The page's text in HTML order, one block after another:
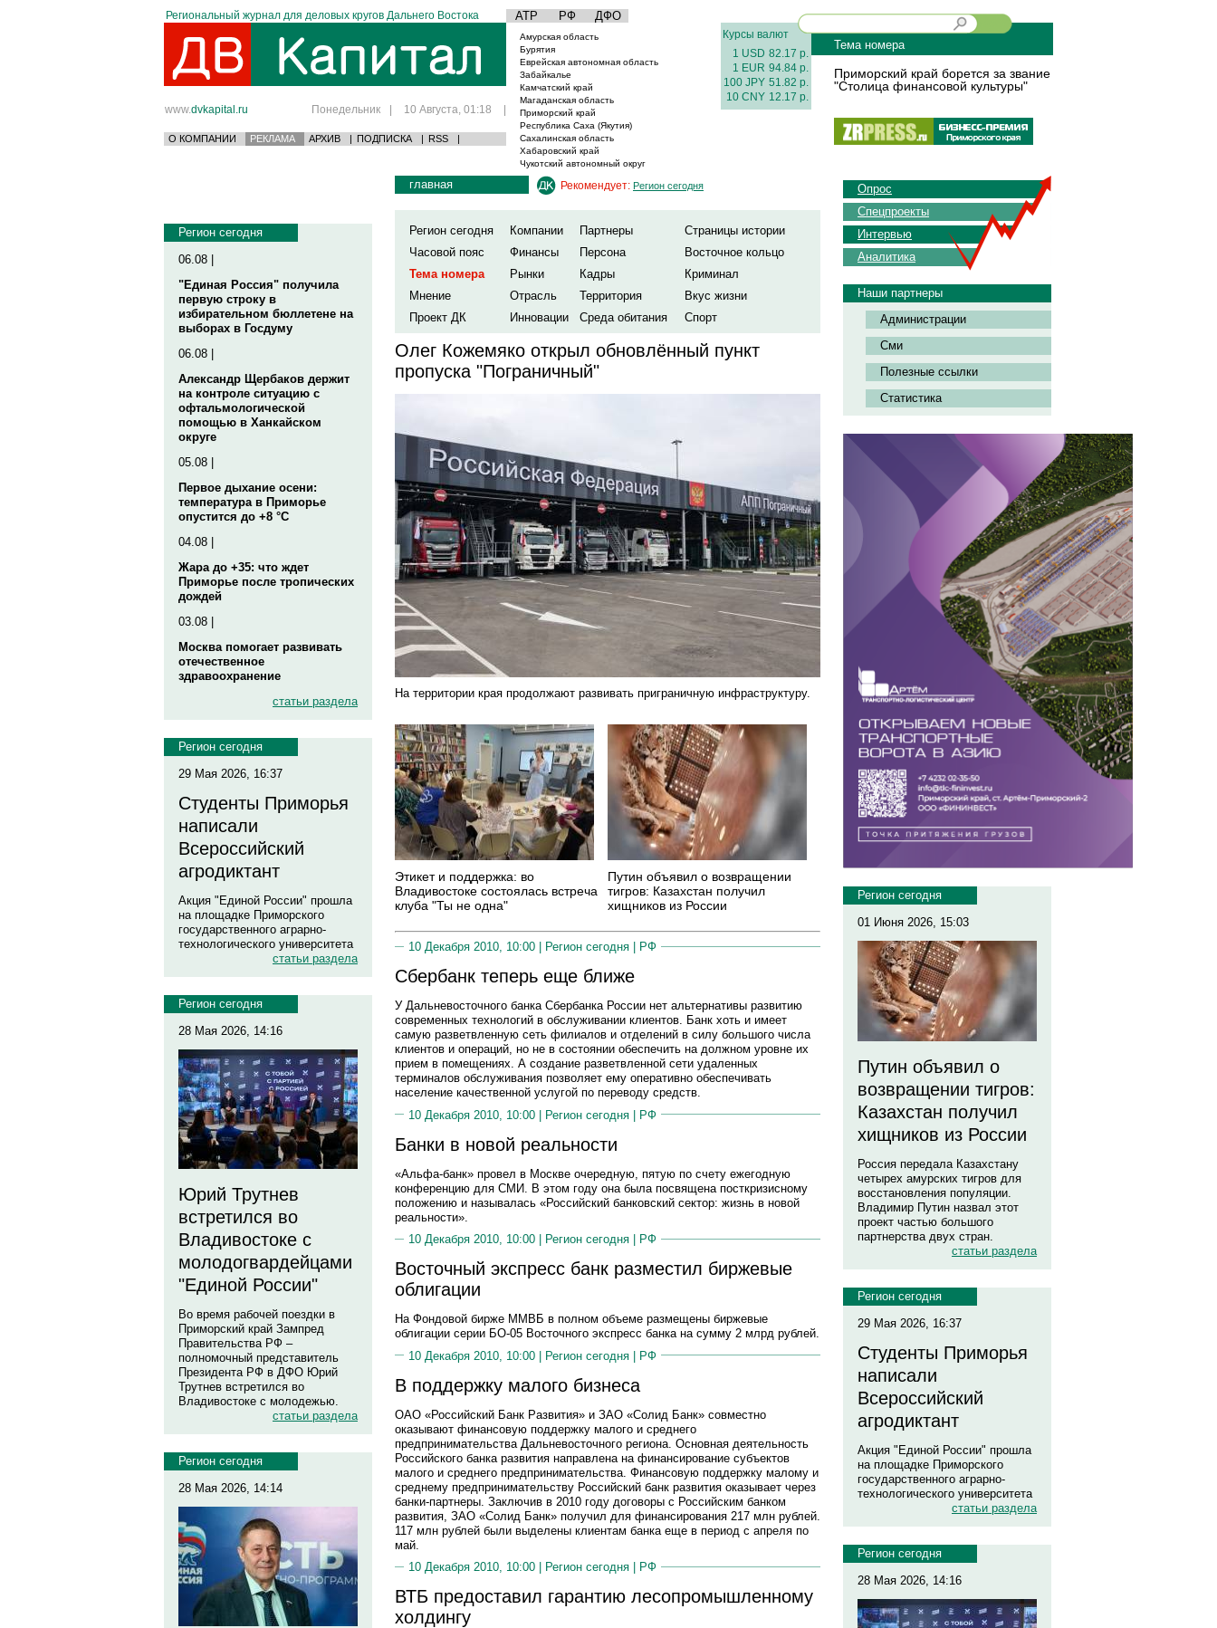
Региональный журнал для деловых кругов Дальнего Востока АТР РФ ДФО
www.dvkapital.ru Понедельник | 10 Августа, 01:18 |
О КОМПАНИИ РЕКЛАМА АРХИВ | ПОДПИСКА | RSS |
Амурская область
Бурятия
Еврейская автономная область
Забайкалье
Камчатский край
Магаданская область
Приморский край
Республика Саха (Якутия)
Сахалинская область
Хабаровский край
Чукотский автономный округ
Курсы валют
1 USD 82.17 р.
1 EUR 94.84 р.
100 JPY 51.82 р.
10 CNY 12.17 р.
Тема номера
Приморский край борется за звание
"Столица финансовой культуры"
Регион сегодня
06.08 |
"Единая Россия" получила
первую строку в
избирательном бюллетене на
выборах в Госдуму
06.08 |
Александр Щербаков держит
на контроле ситуацию с
офтальмологической
помощью в Ханкайском
округе
05.08 |
Первое дыхание осени:
температура в Приморье
опустится до +8 °C
04.08 |
Жара до +35: что ждет
Приморье после тропических
дождей
03.08 |
Москва помогает развивать
отечественное
здравоохранение
статьи раздела
Регион сегодня
29 Мая 2026, 16:37
Студенты Приморья
написали
Всероссийский
агродиктант
Акция "Единой России" прошла
на площадке Приморского
государственного аграрно-
технологического университета
статьи раздела
Регион сегодня
28 Мая 2026, 14:16
Юрий Трутнев
встретился во
Владивостоке с
молодогвардейцами
"Единой России"
Во время рабочей поездки в
Приморский край Зампред
Правительства РФ –
полномочный представитель
Президента РФ в ДФО Юрий
Трутнев встретился во
Владивостоке с молодежью.
статьи раздела
Регион сегодня
28 Мая 2026, 14:14
главная Рекомендует: Регион сегодня
Регион сегодня Компании Партнеры
Страницы истории
Часовой пояс
Финансы Персона
Восточное кольцо
Тема номера
Рынки Кадры
Криминал
Мнение
Отрасль Территория
Вкус жизни
Проект ДК
Инновации Среда обитания Спорт
Олег Кожемяко открыл обновлённый пункт
пропуска "Пограничный"
На территории края продолжают развивать приграничную инфраструктуру.
Этикет и поддержка: во
Владивостоке состоялась встреча
клуба "Ты не одна"
Путин объявил о возвращении
тигров: Казахстан получил
хищников из России
10 Декабря 2010, 10:00 | Регион сегодня РФ
Сбербанк теперь еще ближе
У Дальневосточного банка Сбербанка России нет альтернативы развитию
современных технологий в обслуживании клиентов. Банк хоть и имеет
самую разветвленную сеть филиалов и отделений в силу большого числа
клиентов и операций, но не в состоянии обеспечить на должном уровне их
прием в помещениях. А создание разветвленной сети удаленных
терминалов обслуживания позволяет ему оперативно обеспечивать
население качественной услугой по переводу средств.
10 Декабря 2010, 10:00 | Регион сегодня | РФ
Банки в новой реальности
«Альфа-банк» провел в Москве очередную, пятую по счету ежегодную
конференцию для СМИ. В этом году она была посвящена посткризисному
положению и называлась «Российский банковский сектор: жизнь в новой
реальности».
10 Декабря 2010, 10:00 |
Регион сегодня РФ
Восточный экспресс банк разместил биржевые
облигации
На Фондовой бирже ММВБ в полном объеме размещены биржевые
облигации серии БО-05 Восточного экспресс банка на сумму 2 млрд рублей.
10 Декабря 2010, 10:00 | Регион сегодня | РФ
В поддержку малого бизнеса
ОАО «Российский Банк Развития» и ЗАО «Солид Банк» совместно
оказывают финансовую поддержку малого и среднего
предпринимательства Дальневосточного региона. Основная деятельность
Российского банка развития направлена на финансирование субъектов
малого и среднего предпринимательства. Финансовую поддержку малому и
среднему предпринимательству Российский банк развития оказывает через
банки-партнеры. Заключив в 2010 году договоры с Российским банком
развития, ЗАО «Солид Банк» получил для финансирования 217 млн рублей.
117 млн рублей были выделены клиентам банка еще в период с апреля по
май.
10 Декабря 2010, 10:00 |
Регион сегодня РФ
ВТБ предоставил гарантию лесопромышленному
холдингу
Опрос
Спецпроекты
Интервью
Аналитика
Наши партнеры
Администрации
Сми
Полезные ссылки
Статистика
Регион сегодня
01 Июня 2026, 15:03
Путин объявил о
возвращении тигров:
Казахстан получил
хищников из России
Россия передала Казахстану
четырех амурских тигров для
восстановления популяции.
Владимир Путин назвал этот
проект частью большого
партнерства двух стран.
статьи раздела
Регион сегодня
29 Мая 2026, 16:37
Студенты Приморья
написали
Всероссийский
агродиктант
Акция "Единой России" прошла
на площадке Приморского
государственного аграрно-
технологического университета
статьи раздела
Регион сегодня
28 Мая 2026, 14:16